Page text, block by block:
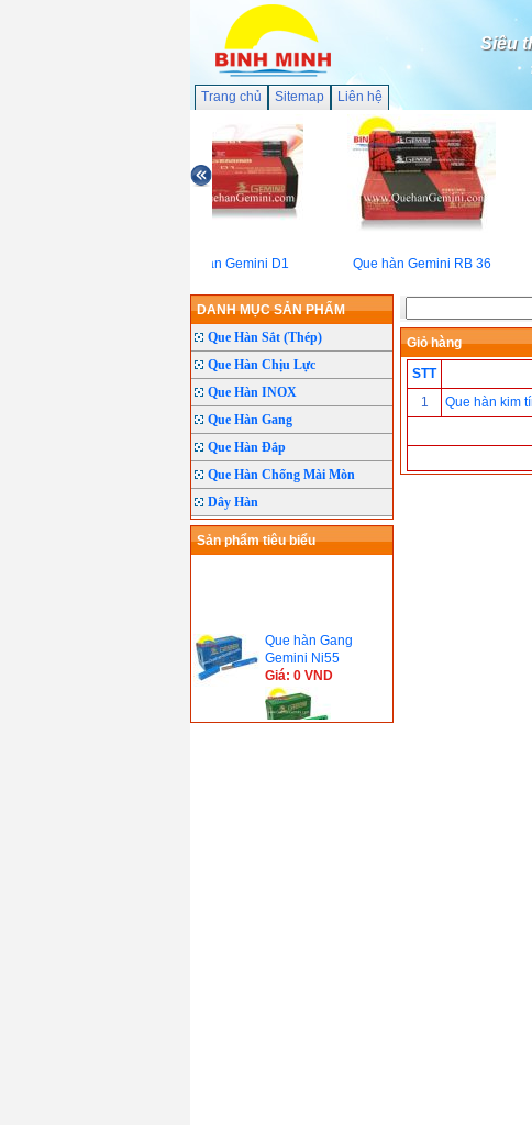
Siêu
Trang chủ Sitemap Liên hệ
Que hàn Gemini D1 Que hàn Gemini RB 36
DANH MỤC SẢN PHẨM
Que Hàn Sắt (Thép)
Que Hàn Chịu Lực
Que Hàn INOX
Que Hàn Gang
Que Hàn Đắp
Que Hàn Chống Mài Mòn
Dây Hàn
Sản phẩm tiêu biểu
Que hàn Gang
Gemini Ni55
Giá: 0 VND
Giỏ hàng
STT
1
Que hàn kim